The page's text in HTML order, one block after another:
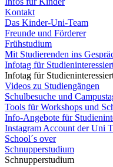
Kontakt
Das Kinder-Uni-Team
Freunde und Förderer
Frühstudium
Mit Studierenden ins
Infotag für
Infotag für
Videos zu Studiengängen
Schulbesuche und
Tools für Workshops und
Info-Angebote für
Instagram Account der Uni
School´s over
Schnupperstudium
Schnupperstudium